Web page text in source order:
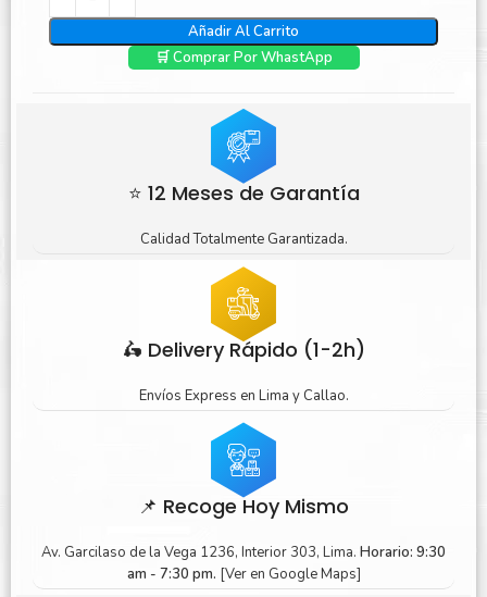
Añadir Al Carrito
🛒 Comprar Por WhastApp
⭐ 12 Meses de Garantía
Calidad Totalmente Garantizada.
🛵 Delivery Rápido (1-2h)
Envíos Express en Lima y Callao.
📌 Recoge Hoy Mismo
Av. Garcilaso de la Vega 1236, Interior 303, Lima. Horario: 9:30
am - 7:30 pm. [Ver en Google Maps]